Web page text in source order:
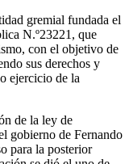
gremial fundada el
N.º23221, que
con el objetivo de
sus derechos y
ejercicio de la
de la ley de
gobierno de Fernando
para la posterior